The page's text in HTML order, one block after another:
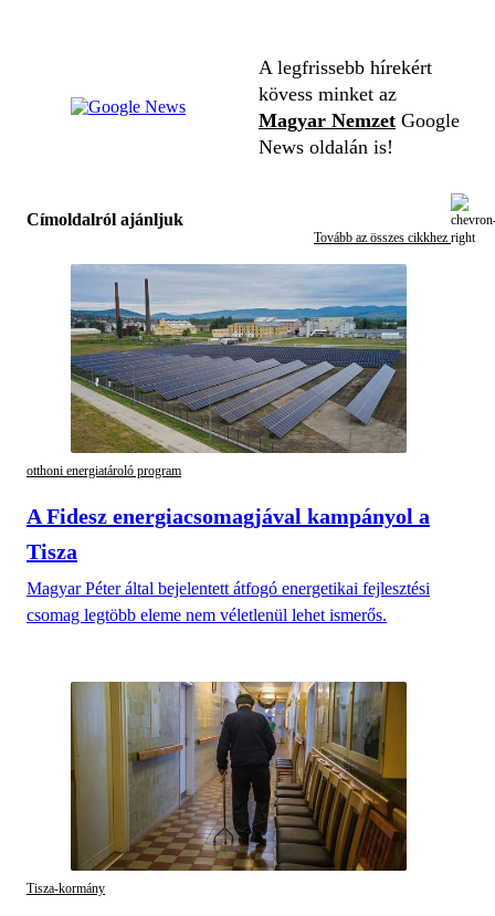
A legfrissebb hírekért
kövess minket az
Magyar Nemzet Google
News oldalán is!
Címoldalról ajánljuk
Tovább az összes cikkhez
otthoni energiatároló program
A Fidesz energiacsomagjával kampányol a
Tisza
Magyar Péter által bejelentett átfogó energetikai fejlesztési
csomag legtöbb eleme nem véletlenül lehet ismerős.
Tisza-kormány